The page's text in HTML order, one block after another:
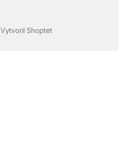
Vytvoril Shoptet